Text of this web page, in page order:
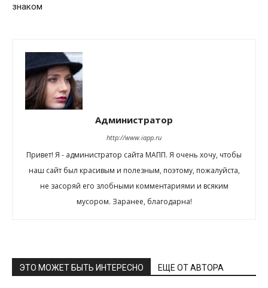
знаком
Администратор
http://www.iapp.ru
Привет! Я - администратор сайта МАПП. Я очень хочу, чтобы
наш сайт был красивым и полезным, поэтому, пожалуйста,
не засоряй его злобными комментариями и всяким
мусором. Заранее, благодарна!
ЭТО МОЖЕТ БЫТЬ ИНТЕРЕСНО ЕЩЕ ОТ АВТОРА